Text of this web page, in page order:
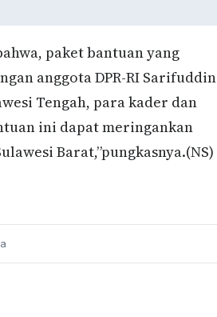
paket bantuan yang
anggota DPR-RI Sarifuddin
Tengah, para kader dan
ini dapat meringankan
Barat,”pungkasnya.(NS)